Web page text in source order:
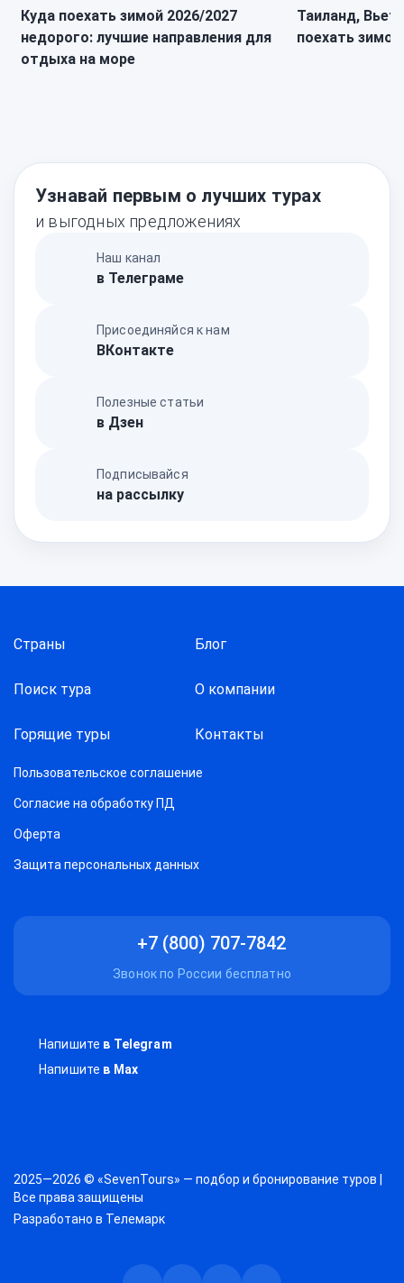
Куда поехать зимой 2026/2027
недорого: лучшие направления для
отдыха на море
Таиланд,
поехать зимой
Узнавай первым о лучших турах
и выгодных предложениях
Наш канал
в Телеграме
Присоединяйся к нам
ВКонтакте
Полезные статьи
в Дзен
Подписывайся
на рассылку
Страны
Поиск тура
Горящие туры
Блог
О компании
Контакты
Пользовательское соглашение
Согласие на обработку ПД
Оферта
Защитa персональных данных
+7 (800) 707-7842
Звонок по России бесплатно
Напишите в Telegram
Напишите в Max
2025—2026 © «SevenTours» — подбор и бронирование туров |
Все права защищены
Разработано в Телемарк
ТелеграмMax Дзен ВКонтакте